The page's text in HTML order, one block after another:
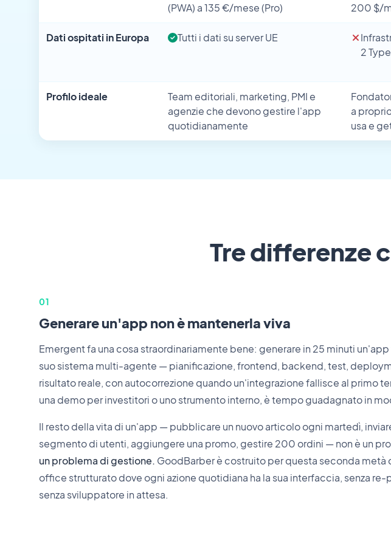
(PWA) a 135 €/mese (Pro)
200 $/
Dati ospitati in Europa Tutti i dati su server UE
2
Profilo ideale
Team editoriali, marketing, PMI e
agenzie che devono gestire l'app
quotidianamente
a
usa e
Tre differenze
01
Generare un'app non è mantenerla viva
Emergent fa una cosa straordinariamente bene: generare in 25 minuti
suo sistema multi-agente — pianificazione, frontend, backend, test,
risultato reale, con autocorrezione quando un'integrazione fallisce al primo
una demo per investitori o uno strumento interno, è tempo guadagnato in
Il resto della vita di un'app — pubblicare un nuovo articolo ogni martedì,
segmento di utenti, aggiungere una promo, gestire 200 ordini — non è un
un problema di gestione. GoodBarber è costruito per questa seconda metà
office strutturato dove ogni azione quotidiana ha la sua interfaccia, senza
senza sviluppatore in attesa.